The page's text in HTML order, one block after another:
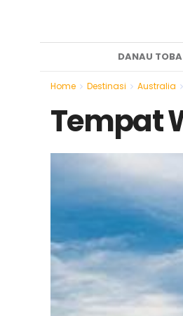
DANAU TOBA
Home Destinasi Australia
Tempat